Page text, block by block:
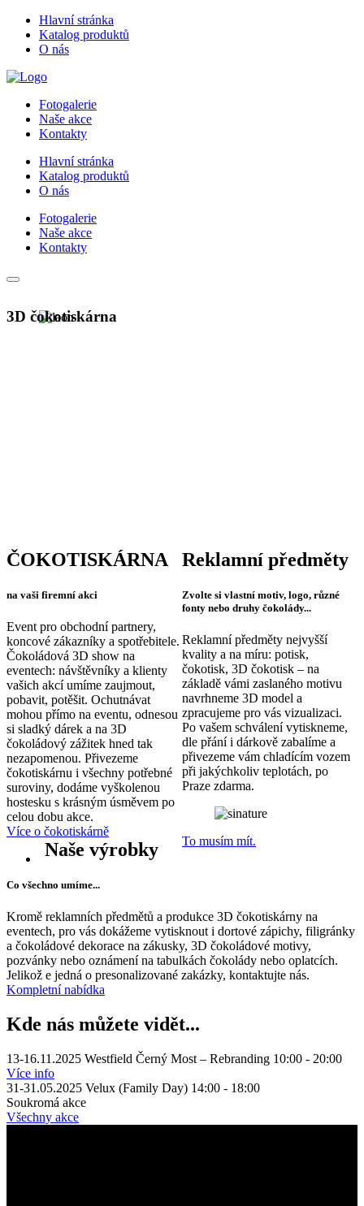
Hlavní stránka
Katalog produktů
O nás
Fotogalerie
Naše akce
Kontakty
Hlavní stránka
Katalog produktů
O nás
Fotogalerie
Naše akce
Kontakty
3D čokotiskárna
Reklamní předměty
Zvolte si vlastní motiv, logo, různé
fonty nebo druhy čokolády...
Reklamní předměty nejvyšší
kvality a na míru: potisk,
čokotisk, 3D čokotisk – na
základě vámi zaslaného motivu
navrhneme 3D model a
zpracujeme pro vás vizualizaci.
Po vašem schválení vytiskneme,
dle přání i dárkově zabalíme a
přivezeme vám chladícím vozem
při jakýchkoliv teplotách, po
Praze zdarma.
To musím mít.
ČOKOTISKÁRNA
na vaši firemní akci
Event pro obchodní partnery,
koncové zákazníky a spotřebitele.
Čokoládová 3D show na
eventech: návštěvníky a klienty
vašich akcí umíme zaujmout,
pobavit, potěšit. Ochutnávat
mohou přímo na eventu, odnesou
si sladký dárek a na 3D
čokoládový zážitek hned tak
nezapomenou. Přivezeme
čokotiskárnu i všechny potřebné
suroviny, dodáme vyškolenou
hostesku s krásným úsměvem po
celou dobu akce.
Více o čokotiskárně
Naše výrobky
Co všechno umíme...
Kromě reklamních předmětů a produkce 3D čokotiskárny na
eventech, pro vás dokážeme vytisknout i dortové zápichy, filigránky
a čokoládové dekorace na zákusky, 3D čokoládové motivy,
pozvánky nebo oznámení na tabulkách čokolády nebo oplatcích.
Jelikož e jedná o presonalizované zakázky, kontaktujte nás.
Kompletní nabídka
Kde nás můžete vidět...
13-16.11.2025 Westfield Černý Most – Rebranding 10:00 - 20:00
Více info
31-31.05.2025 Velux (Family Day) 14:00 - 18:00
Soukromá akce
Všechny akce